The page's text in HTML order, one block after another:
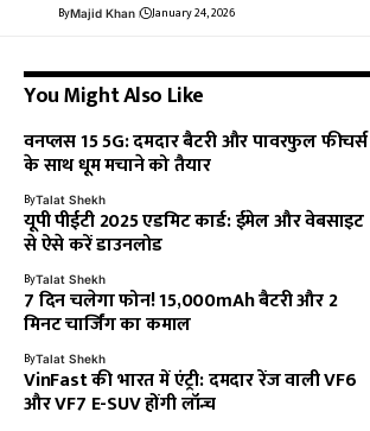
ByMajid Khan January 24, 2026
You Might Also Like
वनप्लस 15 5G: दमदार बैटरी और पावरफुल फीचर्स
के साथ धूम मचाने को तैयार
ByTalat Shekh
यूपी पीईटी 2025 एडमिट कार्ड: ईमेल और वेबसाइट
से ऐसे करें डाउनलोड
ByTalat Shekh
7 दिन चलेगा फोन! 15,000mAh बैटरी और 2
मिनट चार्जिंग का कमाल
ByTalat Shekh
VinFast की भारत में एंट्री: दमदार रेंज वाली VF6
और VF7 E-SUV होंगी लॉन्च